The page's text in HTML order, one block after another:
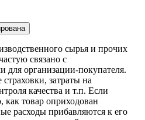
сырья и прочих
связано с
для организации-покупателя.
затраты на
качества и т.п. Если
как товар оприходован
расходы прибавляются к его